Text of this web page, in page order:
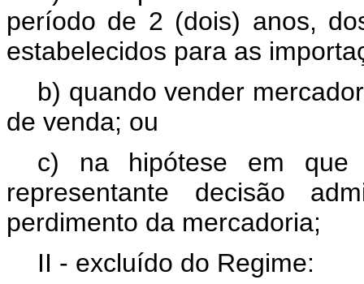
período de 2 (dois) anos,
estabelecidos para as
b) quando vender
de venda; ou
c) na hipótese em
representante decisão
perdimento da mercadoria;
II - excluído do Regime: